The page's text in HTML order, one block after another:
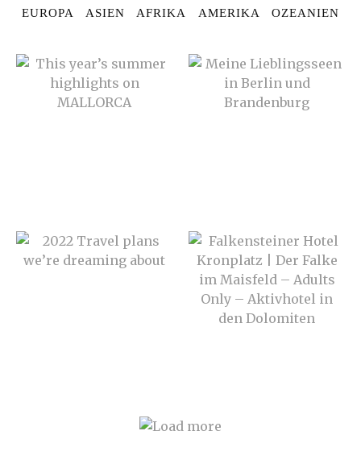
EUROPA ASIEN AFRIKA AMERIKA OZEANIEN